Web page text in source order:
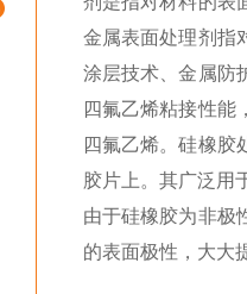
金属表面处理剂指
涂层技术、金属防
四氟乙烯粘接性能
四氟乙烯。硅橡胶
胶片上。其广泛用
由于硅橡胶为非极
的表面极性，大大